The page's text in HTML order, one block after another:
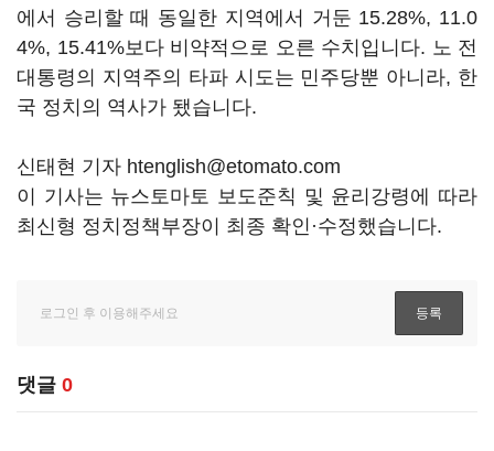
에서 승리할 때 동일한 지역에서 거둔 15.28%, 11.0
4%, 15.41%보다 비약적으로 오른 수치입니다. 노 전
대통령의 지역주의 타파 시도는 민주당뿐 아니라, 한
국 정치의 역사가 됐습니다.
신태현 기자 htenglish@etomato.com
이 기사는 뉴스토마토 보도준칙 및 윤리강령에 따라
최신형 정치정책부장이 최종 확인·수정했습니다.
댓글 0